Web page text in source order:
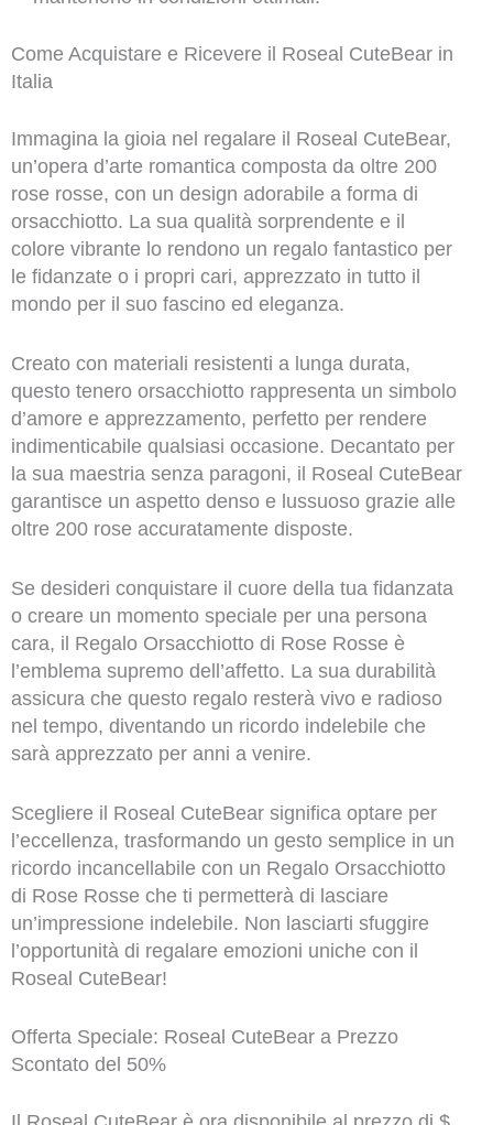
Come Acquistare e Ricevere il Roseal CuteBear in
Italia
Immagina la gioia nel regalare il Roseal CuteBear,
un’opera d’arte romantica composta da oltre 200
rose rosse, con un design adorabile a forma di
orsacchiotto. La sua qualità sorprendente e il
colore vibrante lo rendono un regalo fantastico per
le fidanzate o i propri cari, apprezzato in tutto il
mondo per il suo fascino ed eleganza.
Creato con materiali resistenti a lunga durata,
questo tenero orsacchiotto rappresenta un simbolo
d’amore e apprezzamento, perfetto per rendere
indimenticabile qualsiasi occasione. Decantato per
la sua maestria senza paragoni, il Roseal CuteBear
garantisce un aspetto denso e lussuoso grazie alle
oltre 200 rose accuratamente disposte.
Se desideri conquistare il cuore della tua fidanzata
o creare un momento speciale per una persona
cara, il Regalo Orsacchiotto di Rose Rosse è
l’emblema supremo dell’affetto. La sua durabilità
assicura che questo regalo resterà vivo e radioso
nel tempo, diventando un ricordo indelebile che
sarà apprezzato per anni a venire.
Scegliere il Roseal CuteBear significa optare per
l’eccellenza, trasformando un gesto semplice in un
ricordo incancellabile con un Regalo Orsacchiotto
di Rose Rosse che ti permetterà di lasciare
un’impressione indelebile. Non lasciarti sfuggire
l’opportunità di regalare emozioni uniche con il
Roseal CuteBear!
Offerta Speciale: Roseal CuteBear a Prezzo
Scontato del 50%